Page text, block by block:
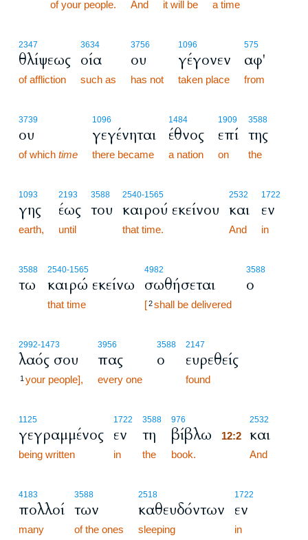
of your people. And it will be a time
2347
θλίψεως
of affliction
3634
οία
such as
3756
ου
has not
1096
γέγονεν
taken place
575
αφ'
from
3739
ου
of which time
1096
γεγένηται
there became
1484
έθνος
a nation
1909
επί
on
3588
της
the
1093
γης
earth,
2193
έως
until
3588
του
2540-1565
καιρού εκείνου
that time.
2532
και
And
1722
εν
in
3588
τω
2540-1565
καιρώ εκείνω
that time
4982
σωθήσεται
[2shall be delivered
3588
ο
2992-1473
λαός σου
1 your people],
3956
πας
every one
3588
ο
2147
ευρεθείς
found
1125
γεγραμμένος
being written
1722
εν
in
3588
τη
the
976
βίβλω
book.
2532
12:2 και
And
4183
πολλοί
many
3588
των
of the ones
2518
καθευδόντων
sleeping
1722
εν
in